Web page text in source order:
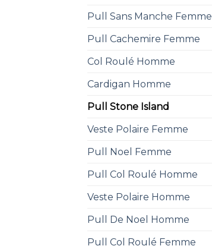
Pull Sans Manche Femme
Pull Cachemire Femme
Col Roulé Homme
Cardigan Homme
Pull Stone Island
Veste Polaire Femme
Pull Noel Femme
Pull Col Roulé Homme
Veste Polaire Homme
Pull De Noel Homme
Pull Col Roulé Femme